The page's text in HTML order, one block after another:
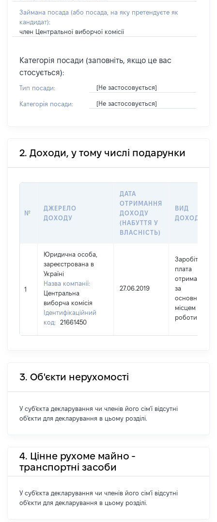
Займана посада (або посада, на яку претендуєте як
кандидат):
член Центральної виборчої комісії
Категорія посади (заповніть, якщо це вас
стосується):
Тип посади: [Не застосовується]
Категорія посади: [Не застосовується]
2. Доходи, у тому числі подарунки
№
ДЖЕРЕЛО
ДОХОДУ
ДАТА
ОТРИМАННЯ
ДОХОДУ
(НАБУТТЯ У
ВЛАСНІСТЬ)
ВИД
ДОХОДУ
1
Юридична особа,
зареєстрована в
Україні
Назва компанії:
Центральна
виборча комісія
Ідентифікаційний
код:
21661450
27.06.2019
Заробітна
плата
отримана
за
основним
місцем
роботи
3. Об'єкти нерухомості
У суб'єкта декларування чи членів його сім'ї відсутні
об'єкти для декларування в цьому розділі.
4. Цінне рухоме майно -
транспортні засоби
У суб'єкта декларування чи членів його сім'ї відсутні
об'єкти для декларування в цьому розділі.